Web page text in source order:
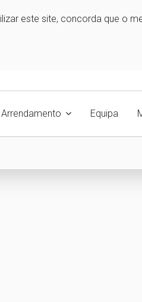
este site, concorda que o
Arrendamento Equipa